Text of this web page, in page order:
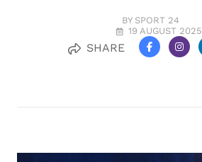
BY SPORT 24
19 AUGUST 2025
SHARE